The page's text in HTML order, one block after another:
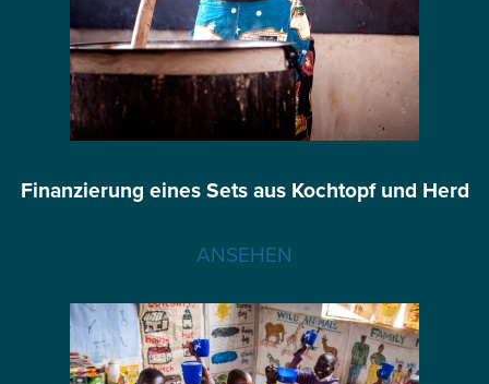
Finanzierung eines Sets aus Kochtopf und Herd
ANSEHEN